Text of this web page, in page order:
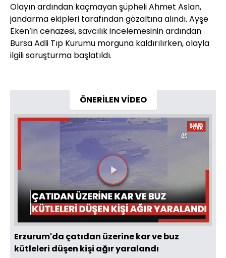
Olayın ardından kaçmayan şüpheli Ahmet Aslan,
jandarma ekipleri tarafından gözaltına alındı. Ayşe
Eken’in cenazesi, savcılık incelemesinin ardından
Bursa Adli Tıp Kurumu morguna kaldırılırken, olayla
ilgili soruşturma başlatıldı.
ÖNERİLEN VİDEO
Videoyu
Oynat
Erzurum'da çatıdan üzerine kar ve buz
kütleleri düşen kişi ağır yaralandı